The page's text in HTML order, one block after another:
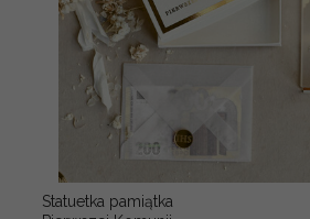
Statuetka pamiątka